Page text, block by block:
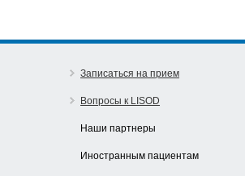
Записаться на прием
Вопросы к LISOD
Наши партнеры
Иностранным пациентам